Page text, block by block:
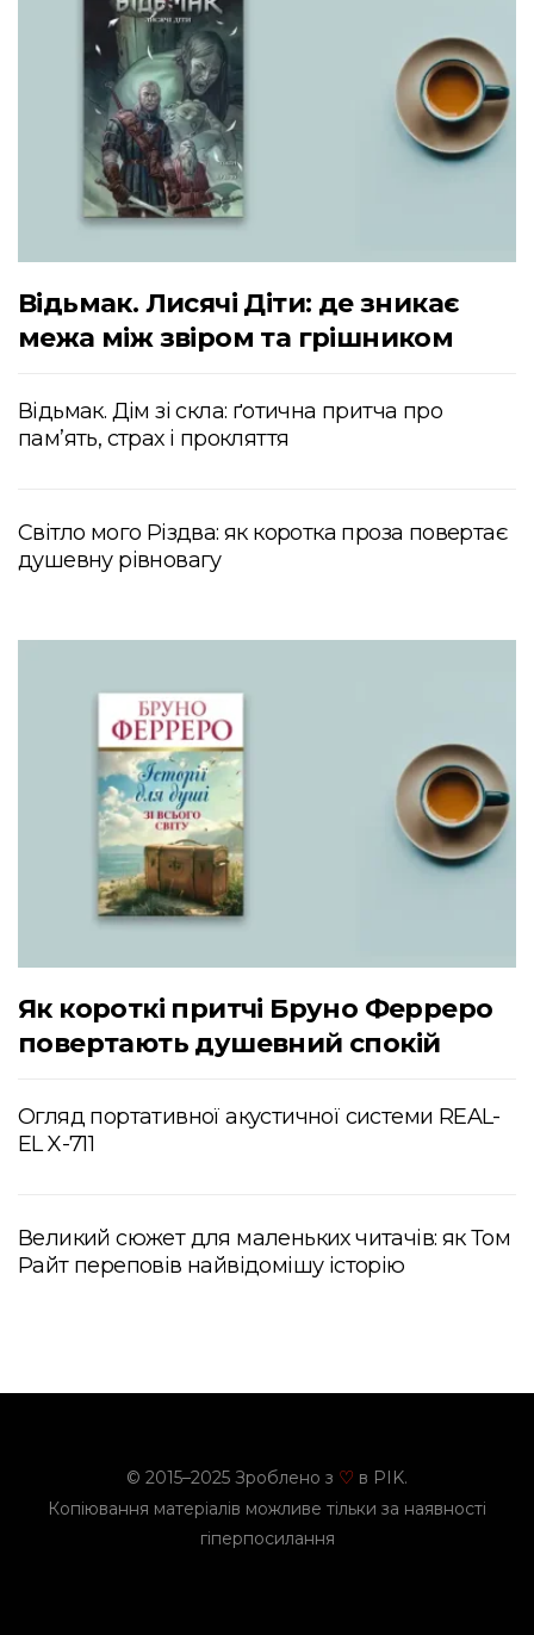
Відьмак. Лисячі Діти: де зникає
межа між звіром та грішником
Відьмак. Дім зі скла: ґотична притча про
пам’ять, страх і прокляття
Світло мого Різдва: як коротка проза повертає
душевну рівновагу
Як короткі притчі Бруно Ферреро
повертають душевний спокій
Огляд портативної акустичної системи REAL-
EL X-711
Великий сюжет для маленьких читачів: як Том
Райт переповів найвідомішу історію
© 2015–2025 Зроблено з ♡ в PIK.
Копіювання матеріалів можливе тільки за наявності
гіперпосилання